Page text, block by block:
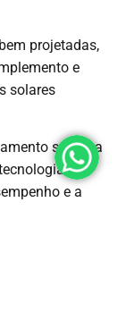
projetadas,
e
solares
se torna
e a